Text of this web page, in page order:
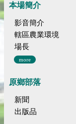
本場簡介
影音簡介
轄區農業環境
場長
more
原鄉部落
新聞
出版品